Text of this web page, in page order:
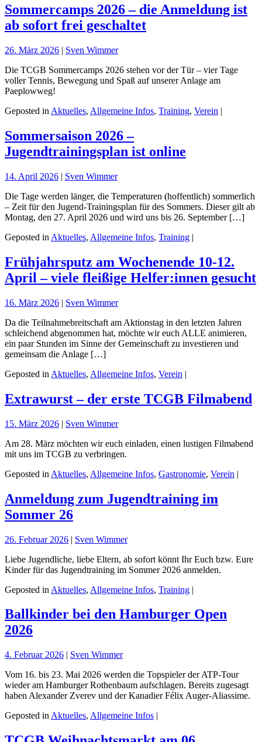
Sommercamps 2026 – die Anmeldung ist
ab sofort frei geschaltet
26. März 2026 | Sven Wimmer
Die TCGB Sommercamps 2026 stehen vor der Tür – vier Tage
voller Tennis, Bewegung und Spaß auf unserer Anlage am
Paeplowweg!
Geposted in Aktuelles, Allgemeine Infos, Training, Verein |
Sommersaison 2026 –
Jugendtrainingsplan ist online
14. April 2026 | Sven Wimmer
Die Tage werden länger, die Temperaturen (hoffentlich) sommerlich
– Zeit für den Jugend-Trainingsplan für des Sommers. Dieser gilt ab
Montag, den 27. April 2026 und wird uns bis 26. September […]
Geposted in Aktuelles, Allgemeine Infos, Training |
Frühjahrsputz am Wochenende 10-12.
April – viele fleißige Helfer:innen gesucht
16. März 2026 | Sven Wimmer
Da die Teilnahmebreitschaft am Aktionstag in den letzten Jahren
schleichend abgenommen hat, möchte wir euch ALLE animieren,
ein paar Stunden im Sinne der Gemeinschaft zu investieren und
gemeinsam die Anlage […]
Geposted in Aktuelles, Allgemeine Infos, Verein |
Extrawurst – der erste TCGB Filmabend
15. März 2026 | Sven Wimmer
Am 28. März möchten wir euch einladen, einen lustigen Filmabend
mit uns im TCGB zu verbringen.
Geposted in Aktuelles, Allgemeine Infos, Gastronomie, Verein |
Anmeldung zum Jugendtraining im
Sommer 26
26. Februar 2026 | Sven Wimmer
Liebe Jugendliche, liebe Eltern, ab sofort könnt Ihr Euch bzw. Eure
Kinder für das Jugendtraining im Sommer 2026 anmelden.
Geposted in Aktuelles, Allgemeine Infos, Training |
Ballkinder bei den Hamburger Open
2026
4. Februar 2026 | Sven Wimmer
Vom 16. bis 23. Mai 2026 werden die Topspieler der ATP-Tour
wieder am Hamburger Rothenbaum aufschlagen. Bereits zugesagt
haben Alexander Zverev und der Kanadier Félix Auger-Aliassime.
Geposted in Aktuelles, Allgemeine Infos |